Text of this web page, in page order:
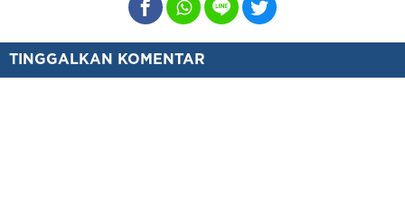
TINGGALKAN KOMENTAR